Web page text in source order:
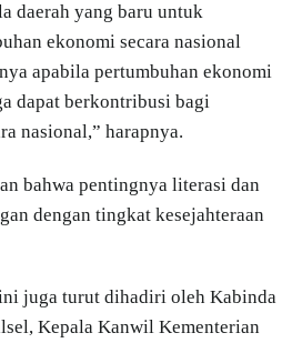
daerah yang baru untuk
ekonomi secara nasional
apabila pertumbuhan ekonomi
dapat berkontribusi bagi
nasional,” harapnya.
bahwa pentingnya literasi dan
dengan tingkat kesejahteraan
juga turut dihadiri oleh Kabinda
Kepala Kanwil Kementerian